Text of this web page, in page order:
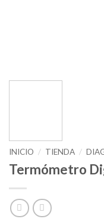
INICIO / TIENDA /
Termómetro